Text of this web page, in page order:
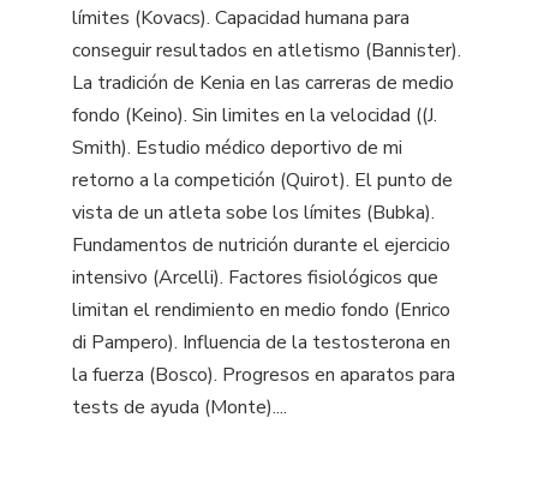
límites (Kovacs). Capacidad humana para
conseguir resultados en atletismo (Bannister).
La tradición de Kenia en las carreras de medio
fondo (Keino). Sin limites en la velocidad ((J.
Smith). Estudio médico deportivo de mi
retorno a la competición (Quirot). El punto de
vista de un atleta sobe los límites (Bubka).
Fundamentos de nutrición durante el ejercicio
intensivo (Arcelli). Factores fisiológicos que
limitan el rendimiento en medio fondo (Enrico
di Pampero). Influencia de la testosterona en
la fuerza (Bosco). Progresos en aparatos para
tests de ayuda (Monte)....